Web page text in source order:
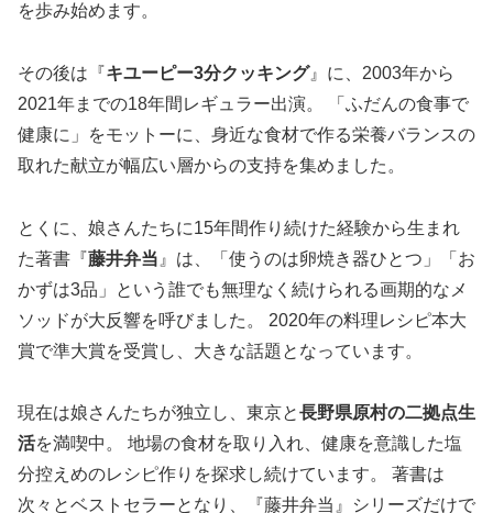
を歩み始めます。
その後は『キユーピー3分クッキング』に、2003年から
2021年までの18年間レギュラー出演。 「ふだんの食事で
健康に」をモットーに、身近な食材で作る栄養バランスの
取れた献立が幅広い層からの支持を集めました。
とくに、娘さんたちに15年間作り続けた経験から生まれ
た著書『藤井弁当 』は、「使うのは卵焼き器ひとつ」「お
かずは3品」という誰でも無理なく続けられる画期的なメ
ソッドが大反響を呼びました。 2020年の料理レシピ本大
賞で準大賞を受賞し、大きな話題となっています。
現在は娘さんたちが独立し、東京と長野県原村の二拠点生
活を満喫中。 地場の食材を取り入れ、健康を意識した塩
分控えめのレシピ作りを探求し続けています。 著書は
次々とベストセラーとなり、『藤井弁当』シリーズだけで